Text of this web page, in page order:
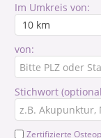
Im Umkreis von:
von:
Stichwort
Zertifizierte